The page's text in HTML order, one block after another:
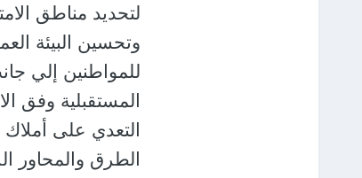
لتحديد مناطق
وتحسين البيئة
للمواطنين إلي
المستقبلية وفق
التعدي على
الطرق والمحاور